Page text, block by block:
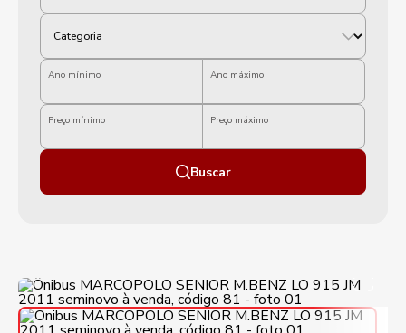
Ano mínimo Ano máximo
Preço mínimo Preço máximo
Buscar